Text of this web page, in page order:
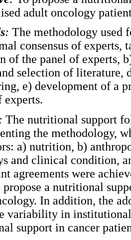
adult oncology
: The methodology used
consensus of
of the panel of experts,
selection of
e) development of a
experts.
The nutritional support
the methodology,
a) nutrition, b)
and clinical condition,
agreements were
propose a nutritional
In addition, the
variability in
support in cancer